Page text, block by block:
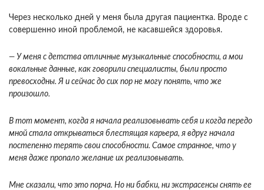
Через несколько дней у меня была другая пациентка. Вроде с
совершенно иной проблемой, не касавшейся здоровья.
— У меня с детства отличные музыкальные способности, а мои
вокальные данные, как говорили специалисты, были просто
превосходны. Я и сейчас до сих пор не могу понять, что же
произошло.
В тот момент, когда я начала реализовывать себя и когда передо
мной стала открываться блестящая карьера, я вдруг начала
постепенно терять свои способности. Самое странное, что у
меня даже пропало желание их реализовывать.
Мне сказали, что это порча. Но ни бабки, ни экстрасенсы снять ее